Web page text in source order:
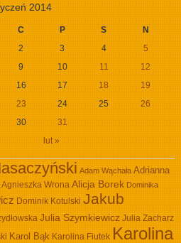
2014
C P S N
lut »
2 3 4
5
9 10 11
12
16 17 18
19
23 24 25
26
30 31
Adam Wąchała Adrianna
Agnieszka Wrona Alicja Borek Dominika
Dominik Kotulski Jakub
Julia Szymkiewicz Julia Zacharz
Karol Bąk Karolina Fiutek Karolina